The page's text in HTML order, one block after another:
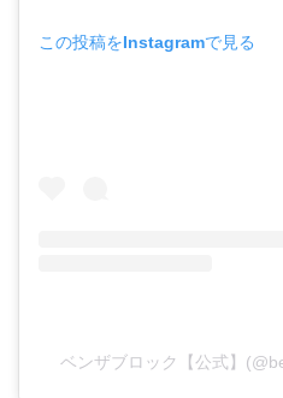
この投稿をInstagramで見る
ベンザブロック【公式】